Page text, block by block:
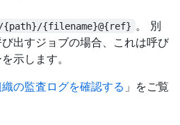
{filename}@{ref} 。 別
出すジョブの場合、これは呼び
示します。
の監査ログを確認する 」をご覧